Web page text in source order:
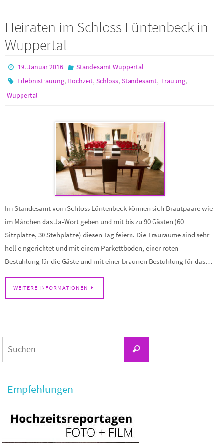
Heiraten im Schloss Lüntenbeck in
Wuppertal
19. Januar 2016
Standesamt Wuppertal
Erlebnistrauung, Hochzeit,Schloss,Standesamt,Trauung,
Wuppertal
Im Standesamt vom Schloss Lüntenbeck können sich Brautpaare wie
im Märchen das Ja-Wort geben und mit bis zu 90 Gästen (60
Sitzplätze, 30 Stehplätze) diesen Tag feiern. Die Trauräume sind sehr
hell eingerichtet und mit einem Parkettboden, einer roten
Bestuhlung für die Gäste und mit einer braunen Bestuhlung für das…
WEITERE INFORMATIONEN
Suchen
Empfehlungen